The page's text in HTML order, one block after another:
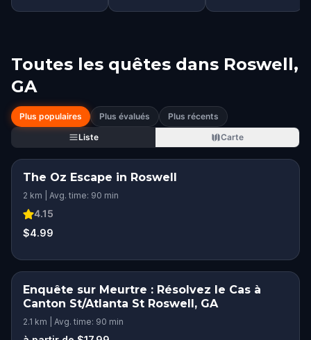
Toutes les quêtes dans Roswell,
GA
Plus populaires Plus évalués
Plus récents
Liste
Carte
The Oz Escape in Roswell
2 km | Avg. time: 90 min
4.15
$4.99
Enquête sur Meurtre : Résolvez le Cas à
Canton St/Atlanta St Roswell, GA
2.1 km | Avg. time: 90 min